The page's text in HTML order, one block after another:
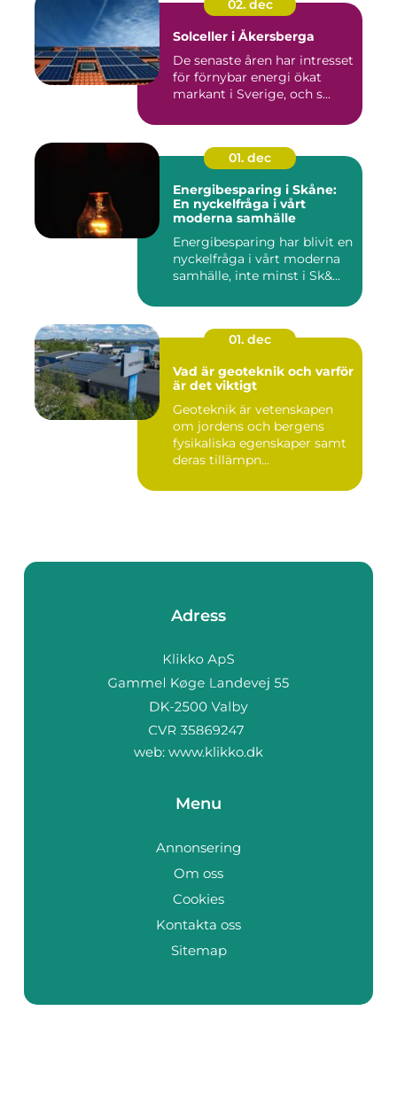
02. dec
Solceller i Åkersberga
De senaste åren har intresset
för förnybar energi ökat
markant i Sverige, och s...
01. dec
Energibesparing i Skåne:
En nyckelfråga i vårt
moderna samhälle
Energibesparing har blivit en
nyckelfråga i vårt moderna
samhälle, inte minst i Sk&...
01. dec
Vad är geoteknik och varför
är det viktigt
Geoteknik är vetenskapen
om jordens och bergens
fysikaliska egenskaper samt
deras tillämpn...
Adress
web: www.klikko.dk
Menu
Annonsering
Om oss
Cookies
Kontakta oss
Sitemap